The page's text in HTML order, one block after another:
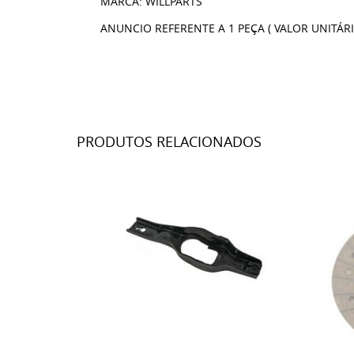
ANUNCIO REFERENTE A 1 PEÇA ( VALOR
PRODUTOS RELACIONADOS